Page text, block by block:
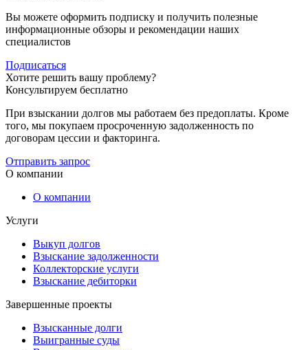
Вы можете оформить подписку и получить полезные
информационные обзоры и рекомендации наших
специалистов
Подписаться
Хотите решить вашу проблему?
Консультируем бесплатно
При взыскании долгов мы работаем без предоплаты. Кроме
того, мы покупаем просроченную задолженность по
договорам цессии и факторинга.
Отправить запрос
О компании
О компании
Услуги
Выкуп долгов
Взыскание задолженности
Коллекторские услуги
Взыскание дебиторки
Завершенные проекты
Взысканные долги
Выигранные суды